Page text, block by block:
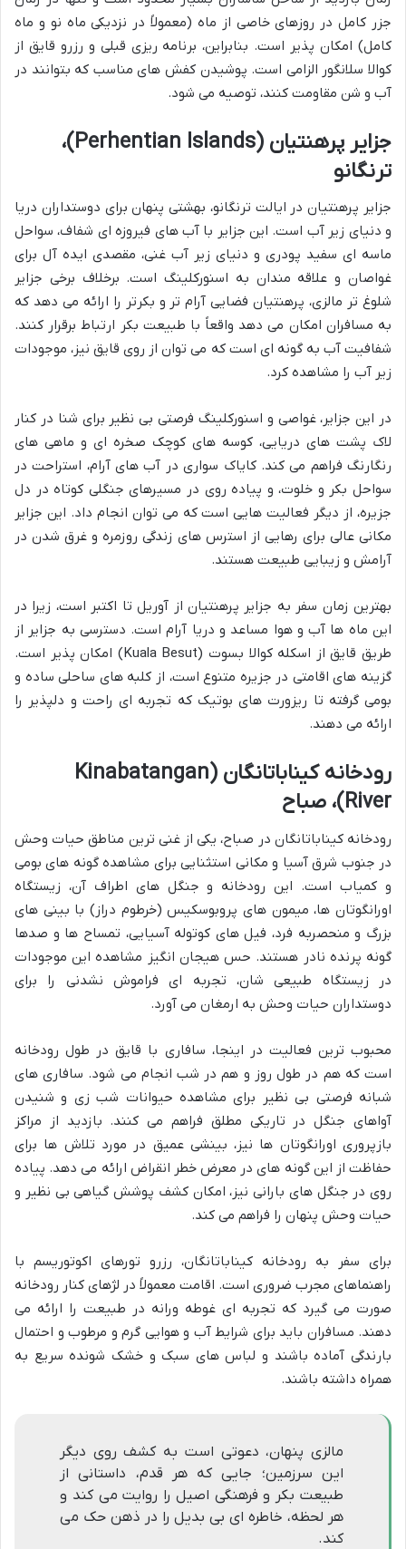
جزر کامل در روزهای خاصی از ماه (معمولاً در نزدیکی ماه نو و ماه
کامل) امکان پذیر است. بنابراین، برنامه ریزی قبلی و رزرو قایق از
کوالا سلانگور الزامی است. پوشیدن کفش های مناسب که بتوانند در
آب و شن مقاومت کنند، توصیه می شود.
جزایر پرهنتیان (Perhentian Islands)،
ترنگانو
جزایر پرهنتیان در ایالت ترنگانو، بهشتی پنهان برای دوستداران دریا
و دنیای زیر آب است. این جزایر با آب های فیروزه ای شفاف، سواحل
ماسه ای سفید پودری و دنیای زیر آب غنی، مقصدی ایده آل برای
غواصان و علاقه مندان به اسنورکلینگ است. برخلاف برخی جزایر
شلوغ تر مالزی، پرهنتیان فضایی آرام تر و بکرتر را ارائه می دهد که
به مسافران امکان می دهد واقعاً با طبیعت بکر ارتباط برقرار کنند.
شفافیت آب به گونه ای است که می توان از روی قایق نیز، موجودات
زیر آب را مشاهده کرد.
در این جزایر، غواصی و اسنورکلینگ فرصتی بی نظیر برای شنا در کنار
لاک پشت های دریایی، کوسه های کوچک صخره ای و ماهی های
رنگارنگ فراهم می کند. کایاک سواری در آب های آرام، استراحت در
سواحل بکر و خلوت، و پیاده روی در مسیرهای جنگلی کوتاه در دل
جزیره، از دیگر فعالیت هایی است که می توان انجام داد. این جزایر
مکانی عالی برای رهایی از استرس های زندگی روزمره و غرق شدن در
آرامش و زیبایی طبیعت هستند.
بهترین زمان سفر به جزایر پرهنتیان از آوریل تا اکتبر است، زیرا در
این ماه ها آب و هوا مساعد و دریا آرام است. دسترسی به جزایر از
طریق قایق از اسکله کوالا بسوت (Kuala Besut) امکان پذیر است.
گزینه های اقامتی در جزیره متنوع است، از کلبه های ساحلی ساده و
بومی گرفته تا ریزورت های بوتیک که تجربه ای راحت و دلپذیر را
ارائه می دهند.
رودخانه کیناباتانگان (Kinabatangan
River)، صباح
رودخانه کیناباتانگان در صباح، یکی از غنی ترین مناطق حیات وحش
در جنوب شرق آسیا و مکانی استثنایی برای مشاهده گونه های بومی
و کمیاب است. این رودخانه و جنگل های اطراف آن، زیستگاه
اورانگوتان ها، میمون های پروبوسکیس (خرطوم دراز) با بینی های
بزرگ و منحصربه فرد، فیل های کوتوله آسیایی، تمساح ها و صدها
گونه پرنده نادر هستند. حس هیجان انگیز مشاهده این موجودات
در زیستگاه طبیعی شان، تجربه ای فراموش نشدنی را برای
دوستداران حیات وحش به ارمغان می آورد.
محبوب ترین فعالیت در اینجا، سافاری با قایق در طول رودخانه
است که هم در طول روز و هم در شب انجام می شود. سافاری های
شبانه فرصتی بی نظیر برای مشاهده حیوانات شب زی و شنیدن
آواهای جنگل در تاریکی مطلق فراهم می کنند. بازدید از مراکز
بازپروری اورانگوتان ها نیز، بینشی عمیق در مورد تلاش ها برای
حفاظت از این گونه های در معرض خطر انقراض ارائه می دهد. پیاده
روی در جنگل های بارانی نیز، امکان کشف پوشش گیاهی بی نظیر و
حیات وحش پنهان را فراهم می کند.
برای سفر به رودخانه کیناباتانگان، رزرو تورهای اکوتوریسم با
راهنماهای مجرب ضروری است. اقامت معمولاً در لژهای کنار رودخانه
صورت می گیرد که تجربه ای غوطه ورانه در طبیعت را ارائه می
دهند. مسافران باید برای شرایط آب و هوایی گرم و مرطوب و احتمال
بارندگی آماده باشند و لباس های سبک و خشک شونده سریع به
همراه داشته باشند.
مالزی پنهان، دعوتی است به کشف روی دیگر
این سرزمین؛ جایی که هر قدم، داستانی از
طبیعت بکر و فرهنگی اصیل را روایت می کند و
هر لحظه، خاطره ای بی بدیل را در ذهن حک می
کند.